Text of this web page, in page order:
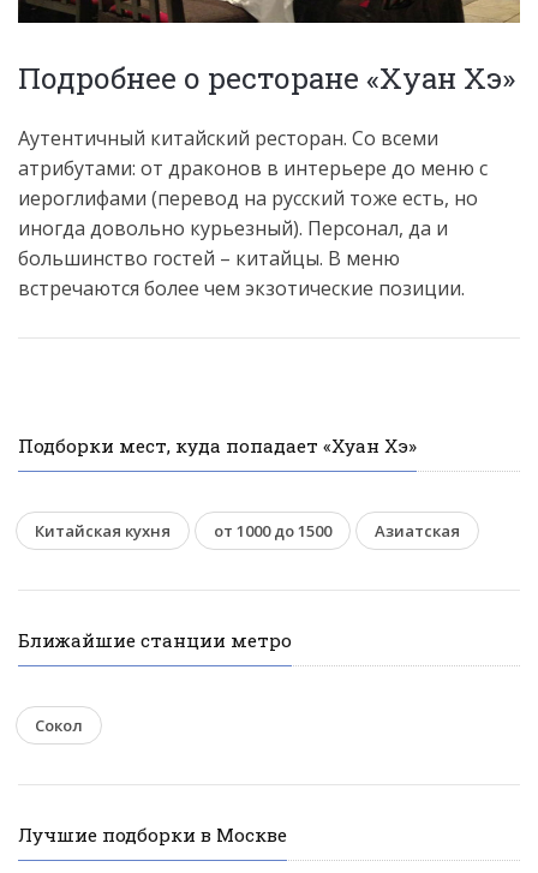
Подробнее о ресторане «Хуан Хэ»
Аутентичный китайский ресторан. Со всеми
атрибутами: от драконов в интерьере до меню с
иероглифами (перевод на русский тоже есть, но
иногда довольно курьезный). Персонал, да и
большинство гостей – китайцы. В меню
встречаются более чем экзотические позиции.
Подборки мест, куда попадает «Хуан Хэ»
Китайская кухня от 1000 до 1500 Азиатская
Ближайшие станции метро
Сокол
Лучшие подборки в Москве